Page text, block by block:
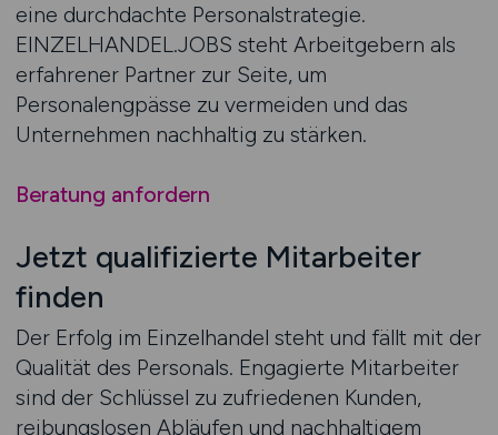
eine durchdachte Personalstrategie.
EINZELHANDEL.JOBS steht Arbeitgebern als
erfahrener Partner zur Seite, um
Personalengpässe zu vermeiden und das
Unternehmen nachhaltig zu stärken.
Beratung anfordern
Jetzt qualifizierte Mitarbeiter
finden
Der Erfolg im Einzelhandel steht und fällt mit der
Qualität des Personals. Engagierte Mitarbeiter
sind der Schlüssel zu zufriedenen Kunden,
reibungslosen Abläufen und nachhaltigem